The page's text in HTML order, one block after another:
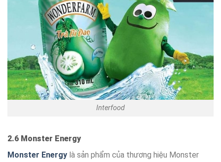
Interfood
2.6 Monster Energy
Monster Energy là sản phẩm của thương hiệu Monster